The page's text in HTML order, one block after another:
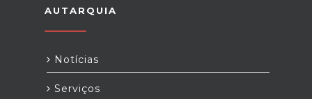
AUTARQUIA
Notícias
Serviços